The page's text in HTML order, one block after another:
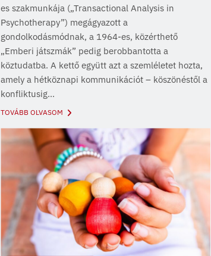
es szakmunkája („Transactional Analysis in
Psychotherapy”) megágyazott a
gondolkodásmódnak, a 1964-es, közérthető
„Emberi játszmák” pedig berobbantotta a
köztudatba. A kettő együtt azt a szemléletet hozta,
amely a hétköznapi kommunikációt – köszönéstől a
konfliktusig...
TOVÁBB OLVASOM